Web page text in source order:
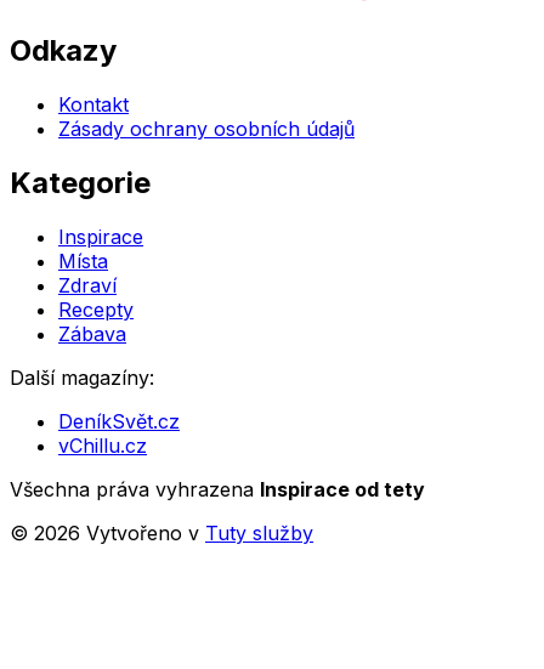
Odkazy
Kontakt
Zásady ochrany osobních údajů
Kategorie
Inspirace
Místa
Zdraví
Recepty
Zábava
Další magazíny:
DeníkSvět.cz
vChillu.cz
Všechna práva vyhrazena Inspirace od tety
© 2026 Vytvořeno v Tuty služby